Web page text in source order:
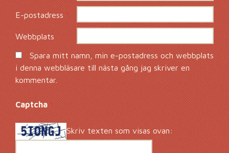
E-postadress*
Webbplats
Spara mitt namn, min e-postadress och webbplats
i denna webbläsare till nästa gång jag skriver en
kommentar.
Captcha *
Skriv texten som visas ovan: